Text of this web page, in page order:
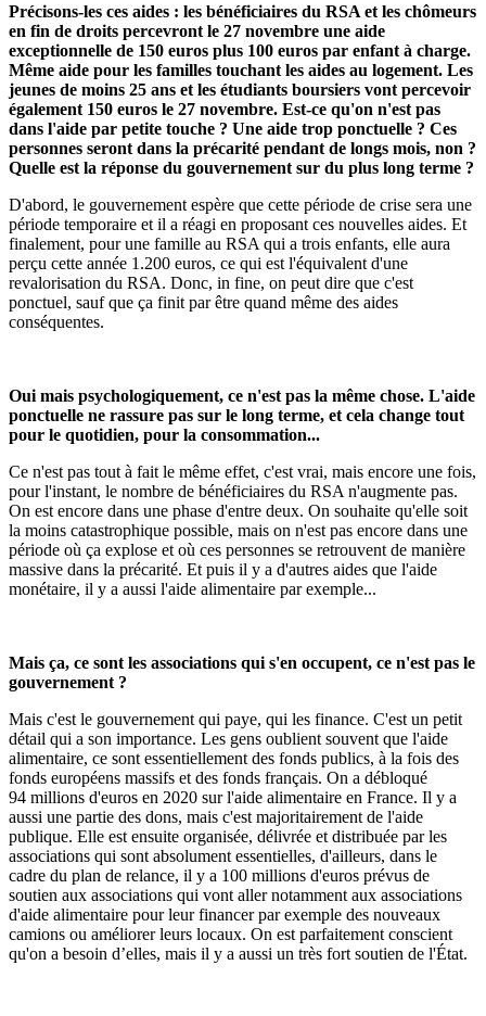
Précisons-les ces aides : les bénéficiaires du RSA et les chômeurs
en fin de droits percevront le 27 novembre une aide
exceptionnelle de 150 euros plus 100 euros par enfant à charge.
Même aide pour les familles touchant les aides au logement. Les
jeunes de moins 25 ans et les étudiants boursiers vont percevoir
également 150 euros le 27 novembre. Est-ce qu'on n'est pas
dans l'aide par petite touche ? Une aide trop ponctuelle ? Ces
personnes seront dans la précarité pendant de longs mois, non ?
Quelle est la réponse du gouvernement sur du plus long terme ?
D'abord, le gouvernement espère que cette période de crise sera une
période temporaire et il a réagi en proposant ces nouvelles aides. Et
finalement, pour une famille au RSA qui a trois enfants, elle aura
perçu cette année 1.200 euros, ce qui est l'équivalent d'une
revalorisation du RSA. Donc, in fine, on peut dire que c'est
ponctuel, sauf que ça finit par être quand même des aides
conséquentes.
Oui mais psychologiquement, ce n'est pas la même chose. L'aide
ponctuelle ne rassure pas sur le long terme, et cela change tout
pour le quotidien, pour la consommation...
Ce n'est pas tout à fait le même effet, c'est vrai, mais encore une fois,
pour l'instant, le nombre de bénéficiaires du RSA n'augmente pas.
On est encore dans une phase d'entre deux. On souhaite qu'elle soit
la moins catastrophique possible, mais on n'est pas encore dans une
période où ça explose et où ces personnes se retrouvent de manière
massive dans la précarité. Et puis il y a d'autres aides que l'aide
monétaire, il y a aussi l'aide alimentaire par exemple...
Mais ça, ce sont les associations qui s'en occupent, ce n'est pas le
gouvernement ?
Mais c'est le gouvernement qui paye, qui les finance. C'est un petit
détail qui a son importance. Les gens oublient souvent que l'aide
alimentaire, ce sont essentiellement des fonds publics, à la fois des
fonds européens massifs et des fonds français. On a débloqué
94 millions d'euros en 2020 sur l'aide alimentaire en France. Il y a
aussi une partie des dons, mais c'est majoritairement de l'aide
publique. Elle est ensuite organisée, délivrée et distribuée par les
associations qui sont absolument essentielles, d'ailleurs, dans le
cadre du plan de relance, il y a 100 millions d'euros prévus de
soutien aux associations qui vont aller notamment aux associations
d'aide alimentaire pour leur financer par exemple des nouveaux
camions ou améliorer leurs locaux. On est parfaitement conscient
qu'on a besoin d’elles, mais il y a aussi un très fort soutien de l'État.